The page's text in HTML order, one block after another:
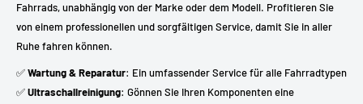
Fahrrads, unabhängig von der Marke oder dem Modell. Profitieren Sie
von einem professionellen und sorgfältigen Service, damit Sie in aller
Ruhe fahren können.
✅Wartung & Reparatur: Ein umfassender Service für alle Fahrradtypen
✅Ultraschallreinigung: Gönnen Sie Ihren Komponenten eine